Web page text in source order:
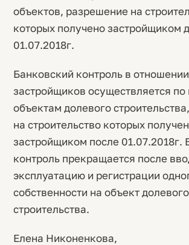
объектов, разрешение на
которых получено застройщиком
01.07.2018г.
Банковский контроль в отношении
застройщиков осуществляется по
объектам долевого
на строительство которых
застройщиком после 01.07.2018г.
контроль прекращается после
эксплуатацию и регистрации
собственности на объект долевого
строительства.
Елена Никоненкова,